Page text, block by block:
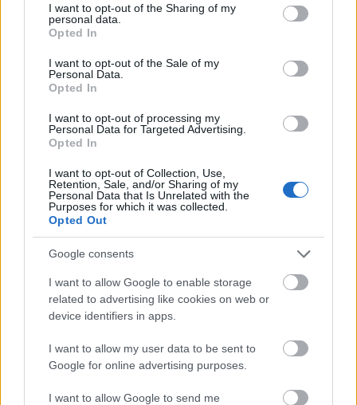
not limited to your visit or usage behaviour. You may click to
grant or deny consent to Google and its third-party tags to
use your data for below specified purposes in below Google
consent section.
I want to opt-out of the Sharing of my
personal data.
Opted In
I want to opt-out of the Sale of my
Personal Data.
Opted In
I want to opt-out of processing my
Personal Data for Targeted Advertising.
Opted In
I want to opt-out of Collection, Use,
Retention, Sale, and/or Sharing of my
Personal Data that Is Unrelated with the
Purposes for which it was collected.
Opted Out
Google consents
I want to allow Google to enable storage
related to advertising like cookies on web or
device identifiers in apps.
I want to allow my user data to be sent to
Google for online advertising purposes.
I want to allow Google to send me
Dobogós a magyar
lakásépítési kedv
növekedése az EU-ban
BY:NOVÁK DORKA2021. OKT 12.
Magyarország kiemelkedő helyen szerepel az
növekedésének köszönhetően. Az ingatlan.com
legfrissebb elemzése szerint, a tavalyi év azonos
időszakát figyelembe véve, 2021 második
negyedévében 68,3 százalékkal bővült a
Magyarországon kiadott építési…